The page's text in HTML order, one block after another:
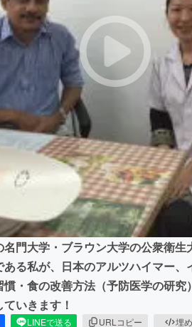
起業 チャレ
・地域活性化
門大学・ブラウン大学の公衆衛
る私が、日本のアルツハイマー
・食の改善方法（予防医学の研
いきます！
LINEで送る URLコピー 埋